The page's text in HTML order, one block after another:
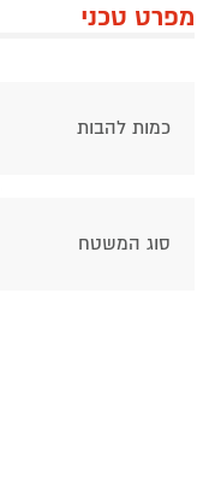
מפרט טכני
כמות להבות
סוג המשטח